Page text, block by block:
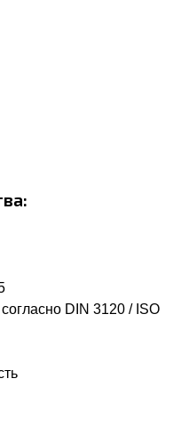
DIN 3120 / ISO